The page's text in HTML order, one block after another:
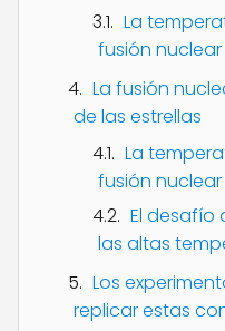
La
fusión nuclear
La fusión
de las estrellas
La
fusión nuclear
El desafío
las altas
Los
replicar estas